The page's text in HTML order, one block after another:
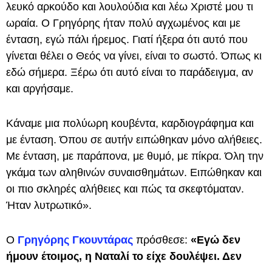
λευκό αρκούδο και λουλούδια και λέω Χριστέ μου τι
ωραία. Ο Γρηγόρης ήταν πολύ αγχωμένος και με
ένταση, εγώ πάλι ήρεμος. Γιατί ήξερα ότι αυτό που
γίνεται θέλει ο Θεός να γίνει, είναι το σωστό. Όπως κι
εδώ σήμερα. Ξέρω ότι αυτό είναι το παράδειγμα, αν
και αργήσαμε.
Κάναμε μια πολύωρη κουβέντα, καρδιογράφημα και
με ένταση. Όπου σε αυτήν ειπώθηκαν μόνο αλήθειες.
Με ένταση, με παράπονα, με θυμό, με πίκρα. Όλη την
γκάμα των αληθινών συναισθημάτων. Ειπώθηκαν και
οι πιο σκληρές αλήθειες και πώς τα σκεφτόματαν.
Ήταν λυτρωτικό».
Ο Γρηγόρης Γκουντάρας πρόσθεσε: «Εγώ δεν
ήμουν έτοιμος, η Ναταλί το είχε δουλέψει. Δεν